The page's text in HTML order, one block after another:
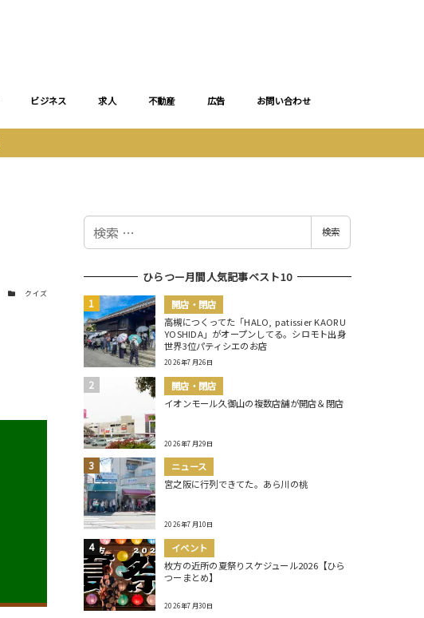
ビジネス 求人 不動産 広告 お問い合わせ
カテゴリー
クイズ
検
検索
ひらつー月間人気記事ベスト10
開店・閉店
高槻につくってた「HALO, patissier KAORU
YOSHIDA」がオープンしてる。シロモト出身
世界3位パティシエのお店
2026年7月26日
開店・閉店
イオンモール久御山の複数店舗が開店＆閉店
2026年7月29日
ニュース
宮之阪に行列できてた。あら川の桃
2026年7月10日
イベント
枚方の近所の夏祭りスケジュール2026【ひら
つーまとめ】
2026年7月30日